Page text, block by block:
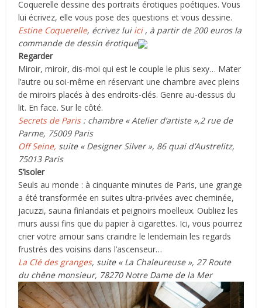
Coquerelle dessine des portraits érotiques poétiques. Vous
lui écrivez, elle vous pose des questions et vous dessine.
Estine Coquerelle, écrivez lui ici , à partir de 200 euros la
commande de dessin érotique
Regarder
Miroir, miroir, dis-moi qui est le couple le plus sexy… Mater
l’autre ou soi-même en réservant une chambre avec pleins
de miroirs placés à des endroits-clés. Genre au-dessus du
lit. En face. Sur le côté.
Secrets de Paris : chambre « Atelier d’artiste »,2 rue de
Parme, 75009 Paris
Off Seine, suite « Designer Silver », 86 quai d’Austrelitz,
75013 Paris
S’isoler
Seuls au monde : à cinquante minutes de Paris, une grange
a été transformée en suites ultra-privées avec cheminée,
jacuzzi, sauna finlandais et peignoirs moelleux. Oubliez les
murs aussi fins que du papier à cigarettes. Ici, vous pourrez
crier votre amour sans craindre le lendemain les regards
frustrés des voisins dans l’ascenseur…
La Clé des granges, suite « La Chaleureuse », 27 Route
du chêne monsieur, 78270 Notre Dame de la Mer